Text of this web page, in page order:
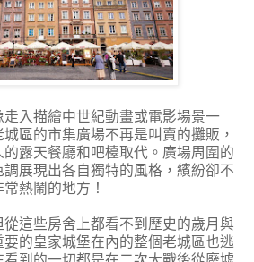
入描繪中世紀動畫或電影場景一
區的市集廣場不再是叫賣的攤販，
露天餐廳和吧檯取代。廣場周圍的
展現出各自獨特的風格，繽紛卻不
熱鬧的地方！
這些房舍上都看不到歷史的歲月與
的皇家城堡在內的整個老城區也逃